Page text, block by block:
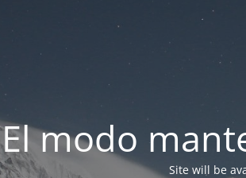
El modo
Site will be